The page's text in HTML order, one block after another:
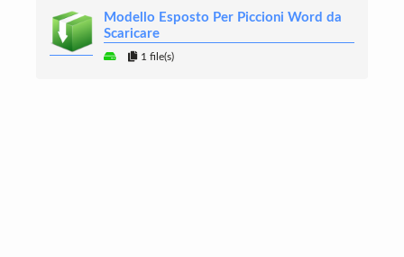
Modello Esposto Per Piccioni Word da
Scaricare
1 file(s)